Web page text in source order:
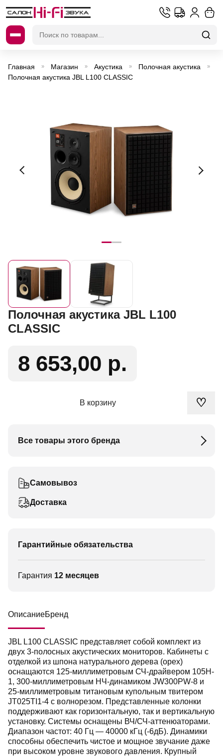
Главная » Магазин » Акустика » Полочная акустика »
Полочная акустика JBL L100 CLASSIC
Полочная акустика JBL L100
CLASSIC
8 653,00 р.
В корзину ♡
Все товары этого бренда
Самовывоз
Доставка
Гарантийные обязательства
Гарантия 12 месяцев
ОписаниеБренд
JBL L100 CLASSIC представляет собой комплект из
двух 3-полосных акустических мониторов. Кабинеты с
отделкой из шпона натурального дерева (орех)
оснащаются 125-миллиметровым СЧ-драйвером 105H-
1, 300-миллиметровым НЧ-динамиком JW300PW-8 и
25-миллиметровым титановым купольным твитером
JT025TI1-4 с волнорезом. Представленные колонки
поддерживают как горизонтальную, так и вертикальную
установку. Системы оснащены ВЧ/СЧ-аттенюаторами.
Диапазон частот: 40 Гц — 40000 кГц (-6дБ). Динамики
способны обеспечить чистое и мощное звучание даже
при высоком уровне звукового давления. Крупный